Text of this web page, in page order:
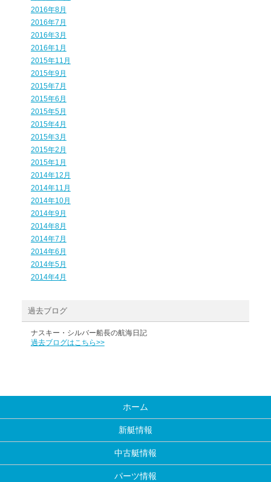
2016年8月
2016年7月
2016年3月
2016年1月
2015年11月
2015年9月
2015年7月
2015年6月
2015年5月
2015年4月
2015年3月
2015年2月
2015年1月
2014年12月
2014年11月
2014年10月
2014年9月
2014年8月
2014年7月
2014年6月
2014年5月
2014年4月
過去ブログ
ナスキー・シルバー船長の航海日記
過去ブログはこちら>>
ホーム
新艇情報
中古艇情報
パーツ情報